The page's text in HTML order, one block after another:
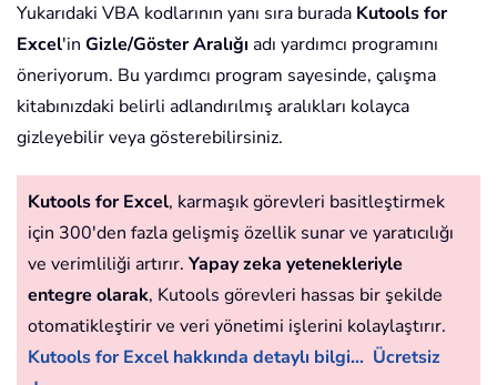
Yukarıdaki VBA kodlarının yanı sıra burada Kutools for
Excel'in Gizle/Göster Aralığı adı yardımcı programını
öneriyorum. Bu yardımcı program sayesinde, çalışma
kitabınızdaki belirli adlandırılmış aralıkları kolayca
gizleyebilir veya gösterebilirsiniz.
Kutools for Excel, karmaşık görevleri basitleştirmek
için 300'den fazla gelişmiş özellik sunar ve yaratıcılığı
ve verimliliği artırır. Yapay zeka yetenekleriyle
entegre olarak, Kutools görevleri hassas bir şekilde
otomatikleştirir ve veri yönetimi işlerini kolaylaştırır.
Kutools for Excel hakkında detaylı bilgi... Ücretsiz